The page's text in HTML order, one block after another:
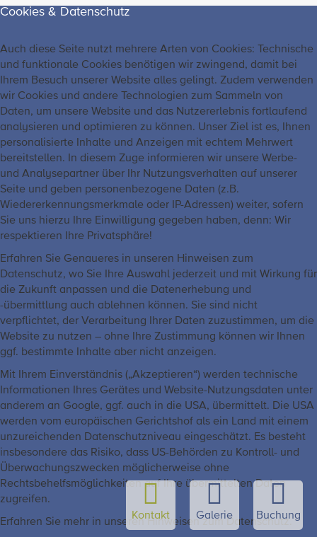
Kontakt Galerie Buchung
Cookies & Datenschutz
Auch diese Seite nutzt mehrere Arten von Cookies: Technische
und funktionale Cookies benötigen wir zwingend, damit bei
Ihrem Besuch unserer Website alles gelingt. Zudem verwenden
wir Cookies und andere Technologien zum Sammeln von
Daten, um unsere Website und das Nutzererlebnis fortlaufend
analysieren und optimieren zu können. Unser Ziel ist es, Ihnen
personalisierte Inhalte und Anzeigen mit echtem Mehrwert
bereitstellen. In diesem Zuge informieren wir unsere Werbe-
und Analysepartner über Ihr Nutzungsverhalten auf unserer
Seite und geben personenbezogene Daten (z.B.
Wiedererkennungsmerkmale oder IP-Adressen) weiter, sofern
Sie uns hierzu Ihre Einwilligung gegeben haben, denn: Wir
respektieren Ihre Privatsphäre!
Erfahren Sie Genaueres in unseren Hinweisen zum
Datenschutz, wo Sie Ihre Auswahl jederzeit und mit Wirkung für
die Zukunft anpassen und die Datenerhebung und
-übermittlung auch ablehnen können. Sie sind nicht
verpflichtet, der Verarbeitung Ihrer Daten zuzustimmen, um die
Website zu nutzen – ohne Ihre Zustimmung können wir Ihnen
ggf. bestimmte Inhalte aber nicht anzeigen.
Mit Ihrem Einverständnis („Akzeptieren“) werden technische
Informationen Ihres Gerätes und Website-Nutzungsdaten unter
anderem an Google, ggf. auch in die USA, übermittelt. Die USA
werden vom europäischen Gerichtshof als ein Land mit einem
unzureichenden Datenschutzniveau eingeschätzt. Es besteht
insbesondere das Risiko, dass US-Behörden zu Kontroll- und
Überwachungszwecken möglicherweise ohne
Rechtsbehelfsmöglichkeiten auf Ihre übermittelten Daten
zugreifen.
Erfahren Sie mehr in unseren Hinweisen zum Datenschutz.